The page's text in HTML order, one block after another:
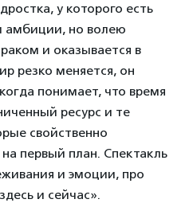
у которого есть
амбиции, но волею
и оказывается в
резко меняется, он
понимает, что время
ресурс и те
свойственно
первый план. Спектакль
и эмоции, про
и сейчас».